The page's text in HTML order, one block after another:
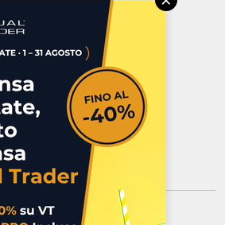
02 452 460 401
e segnalazioni
Contattaci
Italia s.r.l.